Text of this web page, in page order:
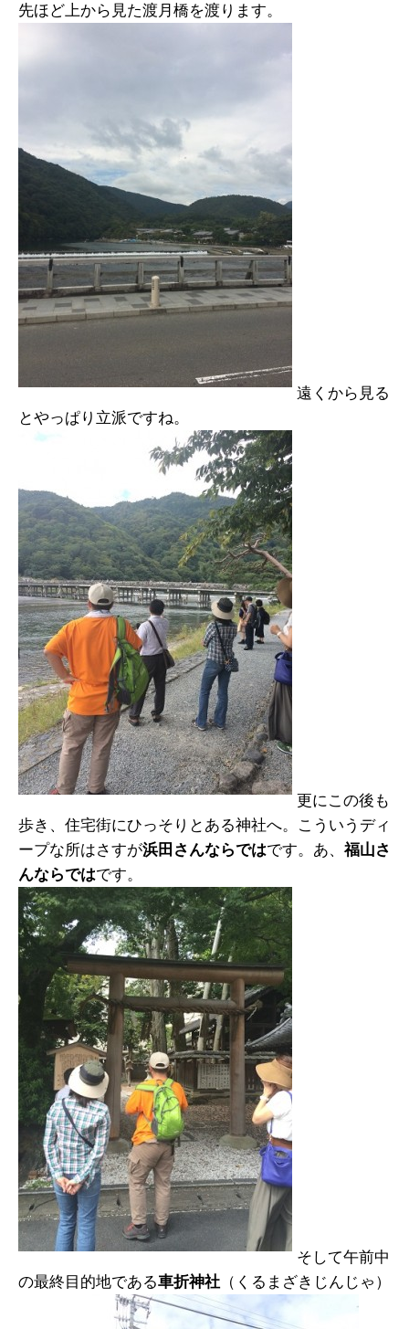
先ほど上から見た渡月橋を渡ります。
遠くから見る
とやっぱり立派ですね。
更にこの後も
歩き、住宅街にひっそりとある神社へ。こういうディ
ープな所はさすが浜田さんならではです。あ、福山さ
んならではです。
そして午前中
の最終目的地である車折神社 （くるまざきじんじゃ）